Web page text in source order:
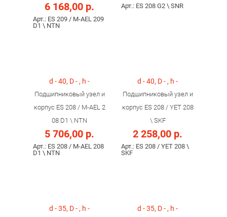
6 168,00 р.
Арт.: ES 209 / M-AEL 209
D1 \ NTN
Арт.: ES 208 G2 \ SNR
d - 40, D - , h -
Подшипниковый узел и
корпус ES 208 / M-AEL 2
08 D1 \ NTN
5 706,00 р.
Арт.: ES 208 / M-AEL 208
D1 \ NTN
d - 40, D - , h -
Подшипниковый узел и
корпус ES 208 / YET 208
\ SKF
2 258,00 р.
Арт.: ES 208 / YET 208 \
SKF
d - 35, D - , h - d - 35, D - , h -